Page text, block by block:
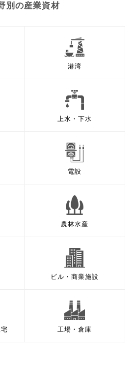
別の産業資材
港湾
上水・下水
電設
農林水産
ビル・商業施設
工場・倉庫